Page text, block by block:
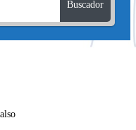
Buscador